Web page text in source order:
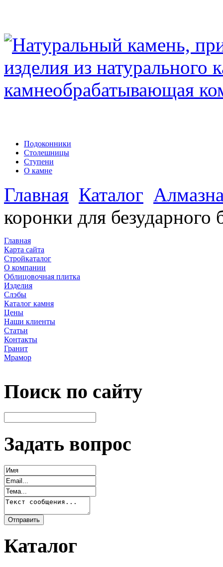
Подоконники
Столешницы
Ступени
О камне
Главная Каталог
коронки для безударного
Главная
Карта сайта
Стройкаталог
О компании
Облицовочная плитка
Изделия
Слэбы
Каталог камня
Цены
Наши клиенты
Статьи
Контакты
Гранит
Мрамор
Поиск по сайту
Задать вопрос
Каталог